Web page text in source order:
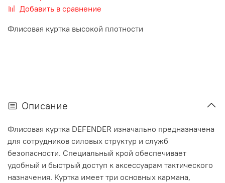
Добавить в сравнение
Флисовая куртка высокой плотности
Описание
Флисовая куртка DEFENDER изначально предназначена
для сотрудников силовых структур и служб
безопасности. Специальный крой обеспечивает
удобный и быстрый доступ к аксессуарам тактического
назначения. Куртка имеет три основных кармана,